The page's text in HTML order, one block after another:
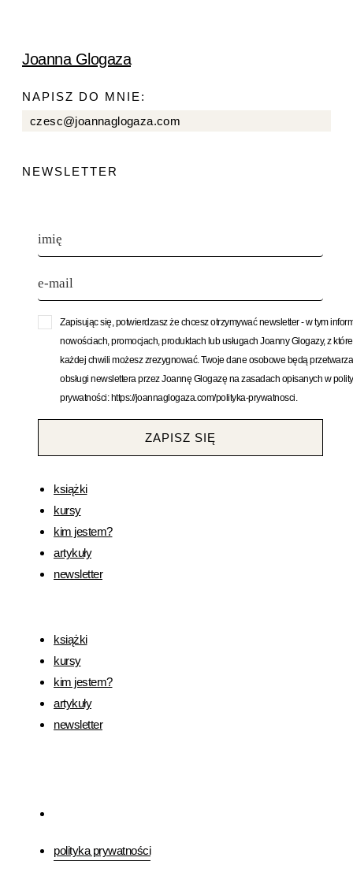
Joanna Glogaza
NAPISZ DO MNIE:
czesc@joannaglogaza.com
NEWSLETTER
Zapisując się, potwierdzasz że chcesz otrzymywać newsletter - w tym
nowościach, promocjach, produktach lub usługach Joanny Glogazy, z
każdej chwili możesz zrezygnować. Twoje dane osobowe będą
obsługi newslettera przez Joannę Glogazę na zasadach opisanych w
prywatności: https://joannaglogaza.com/polityka-prywatnosci.
ZAPISZ SIĘ
książki
kursy
kim jestem?
artykuły
newsletter
książki
kursy
kim jestem?
artykuły
newsletter
polityka prywatności